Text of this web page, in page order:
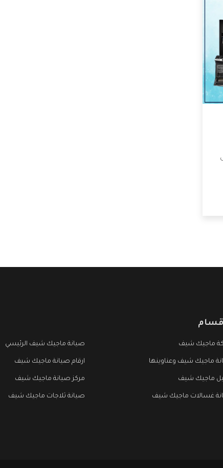
ماجيك شيف صيانة ماجيك شيف الرئيسي
ماجيك شيف وعناوينها ارقام صيانة ماجيك شيف
ماجيك شيف مركز صيانة ماجيك شيف
غسالات ماجيك شيف صيانة ثلاجات ماجيك شيف